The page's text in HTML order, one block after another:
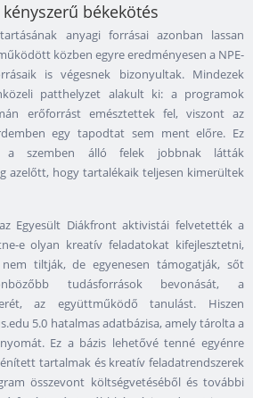
békekötés
anyagi forrásai azonban lassan
közben egyre eredményesen a NPE-
is végesnek bizonyultak. Mindezek
patthelyzet alakult ki: a programok
erőforrást emésztettek fel, viszont az
egy tapodtat sem ment előre. Ez
a szemben álló felek jobbnak látták
azelőtt, hogy tartalékaik teljesen kimerültek
Egyesült Diákfront aktivistái felvetették a
e olyan kreatív feladatokat kifejlesztetni,
tiltják, de egyenesen támogatják, sőt
tudásforrások bevonását, a
az együttműködő tanulást. Hiszen
5.0 hatalmas adatbázisa, amely tárolta a
Ez a bázis lehetővé tenné egyénre
tartalmak és kreatív feladatrendszerek
összevont költségvetéséből és további